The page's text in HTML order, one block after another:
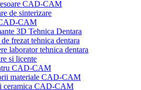
CAD-CAM
de sinterizare
CAM
3D Tehnica Dentara
frezat tehnica dentara
laborator tehnica dentara
si licente
CAD-CAM
materiale CAD-CAM
ceramica CAD-CAM